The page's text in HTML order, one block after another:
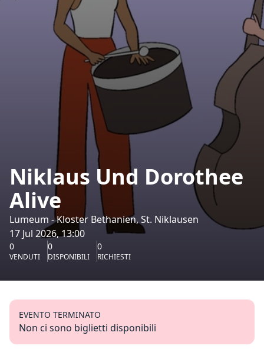
Niklaus Und Dorothee
Alive
Lumeum - Kloster Bethanien, St. Niklausen
17 Jul 2026, 13:00
0
VENDUTI
0
DISPONIBILI
0
RICHIESTI
EVENTO TERMINATO
Non ci sono biglietti disponibili